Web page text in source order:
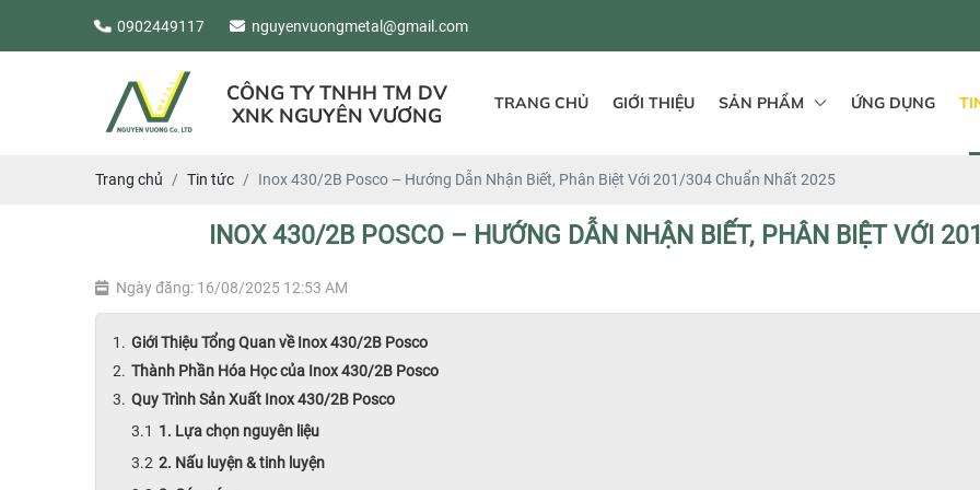
0902449117 nguyenvuongmetal@gmail.com
CÔNG TY TNHH TM DV
XNK NGUYÊN VƯƠNG
TRANG CHỦ GIỚI THIỆU SẢN PHẨM ỨNG DỤNG
Trang chủ Tin tức Inox 430/2B Posco – Hướng Dẫn Nhận Biết, Phân Biệt Với 201/304 Chuẩn Nhất 2025
INOX 430/2B POSCO – HƯỚNG DẪN NHẬN BIẾT, PHÂN BIỆT VỚI
Ngày đăng: 16/08/2025 12:53 AM
Giới Thiệu Tổng Quan về Inox 430/2B Posco
Thành Phần Hóa Học của Inox 430/2B Posco
Quy Trình Sản Xuất Inox 430/2B Posco
1. Lựa chọn nguyên liệu
2. Nấu luyện & tinh luyện